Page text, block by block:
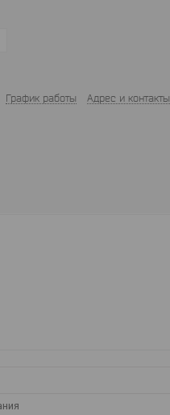
График работы Адрес и контакты